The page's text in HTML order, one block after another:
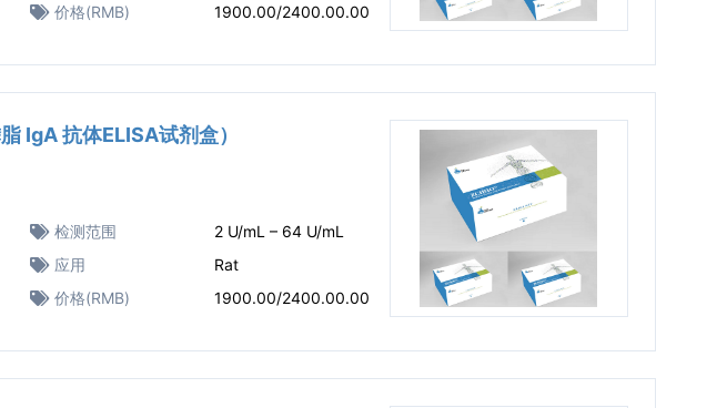
价格(RMB) 1900.00/2400.00.00
IgA 抗体ELISA试剂盒）
检测范围
2 U/mL – 64 U/mL
应用
Rat
价格(RMB) 1900.00/2400.00.00